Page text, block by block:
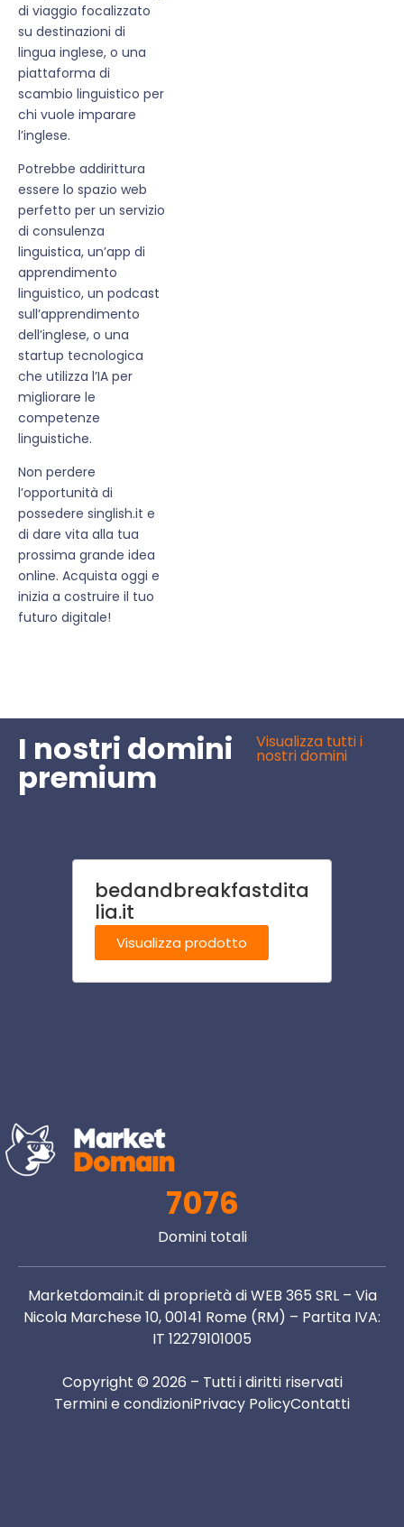
di viaggio focalizzato
su destinazioni di
lingua inglese, o una
piattaforma di
scambio linguistico per
chi vuole imparare
l’inglese.
Potrebbe addirittura
essere lo spazio web
perfetto per un servizio
di consulenza
linguistica, un’app di
apprendimento
linguistico, un podcast
sull’apprendimento
dell’inglese, o una
startup tecnologica
che utilizza l’IA per
migliorare le
competenze
linguistiche.
Non perdere
l’opportunità di
possedere singlish.it e
di dare vita alla tua
prossima grande idea
online. Acquista oggi e
inizia a costruire il tuo
futuro digitale!
I nostri domini
premium
Visualizza tutti i
nostri domini
bedandbreakfastdita
lia.it
Visualizza prodotto
7076
Domini totali
Marketdomain.it di proprietà di WEB 365 SRL – Via
Nicola Marchese 10, 00141 Rome (RM) – Partita IVA:
IT 12279101005
Copyright © 2026 – Tutti i diritti riservati
Termini e condizioniPrivacy PolicyContatti